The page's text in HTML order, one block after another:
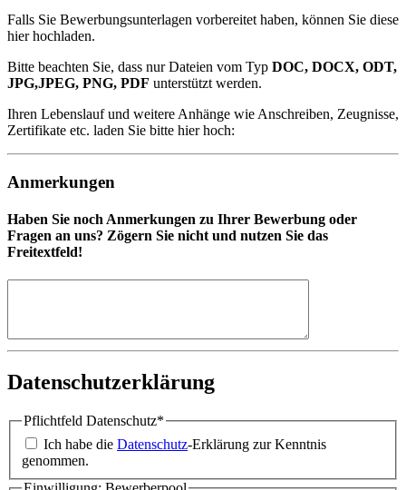
Falls Sie Bewerbungsunterlagen vorbereitet haben, können Sie diese
hier hochladen.
Bitte beachten Sie, dass nur Dateien vom Typ DOC, DOCX, ODT,
JPG,JPEG, PNG, PDF unterstützt werden.
Ihren Lebenslauf und weitere Anhänge wie Anschreiben, Zeugnisse,
Zertifikate etc. laden Sie bitte hier hoch:
Anmerkungen
Haben Sie noch Anmerkungen zu Ihrer Bewerbung oder
Fragen an uns? Zögern Sie nicht und nutzen Sie das
Freitextfeld!
Datenschutzerklärung
Pflichtfeld Datenschutz*
Ich habe die Datenschutz-Erklärung zur Kenntnis
genommen.